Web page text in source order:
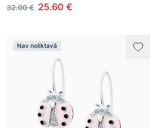
32.00 € 25.60 €
Nav noliktavā